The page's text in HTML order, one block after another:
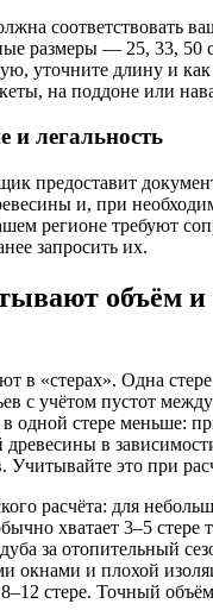
соответствовать
размеры — 25, 33, 50
уточните длину и
на поддоне или
и легальность
предоставит
и, при
регионе требуют
запросить их.
объём и
в «стерах». Одна
с учётом пустот
одной стере меньше:
древесины в
Учитывайте это при
расчёта: для
хватает 3–5 стере
за отопительный
окнами и плохой
стере. Точный